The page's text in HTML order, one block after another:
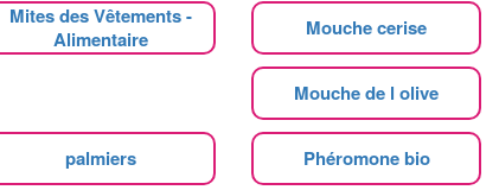
Mites des Vêtements -
Alimentaire
Mouche cerise
Mouche de l olive
palmiers Phéromone bio